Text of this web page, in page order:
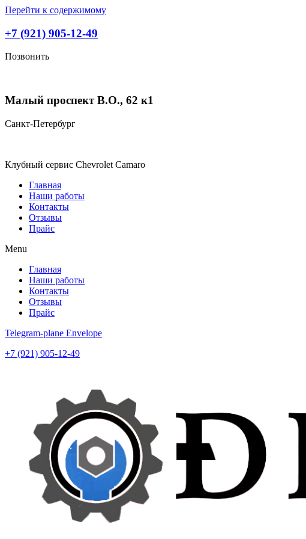
Перейти к содержимому
+7 (921) 905-12-49
Позвонить
Малый проспект В.О., 62 к1
Санкт-Петербург
Клубный сервис Chevrolet Camaro
Главная
Наши работы
Контакты
Отзывы
Прайс
Menu
Главная
Наши работы
Контакты
Отзывы
Прайс
Telegram-plane Envelope
+7 (921) 905-12-49